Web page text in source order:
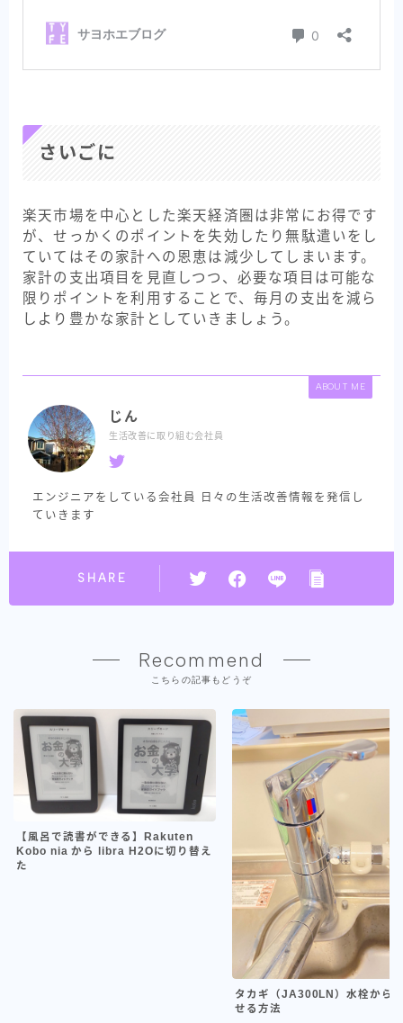
さいごに
楽天市場を中心とした楽天経済圏は非常にお得です
が、せっかくのポイントを失効したり無駄遣いをし
ていてはその家計への恩恵は減少してしまいます。
家計の支出項目を見直しつつ、必要な項目は可能な
限りポイントを利用することで、毎月の支出を減ら
しより豊かな家計としていきましょう。
ABOUT ME
じん
生活改善に取り組む会社員
エンジニアをしている会社員 日々の生活改善情報を発信し
ていきます
SHARE
Recommend
こちらの記事もどうぞ
【風呂で読書ができる】Rakuten
Kobo nia から libra H2Oに切り替え
た
タカギ（JA300LN）水栓から
せる方法